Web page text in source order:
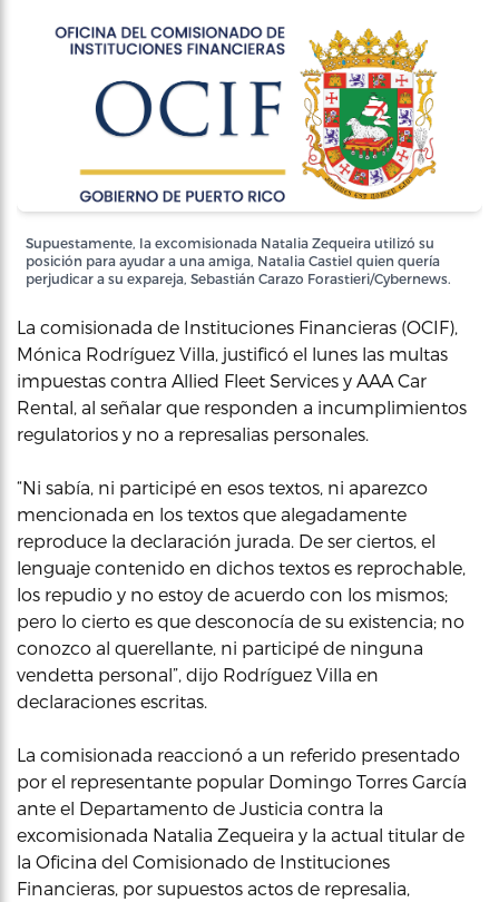
Supuestamente, la excomisionada Natalia Zequeira utilizó su
posición para ayudar a una amiga, Natalia Castiel quien quería
perjudicar a su expareja, Sebastián Carazo Forastieri/Cybernews.
La comisionada de Instituciones Financieras (OCIF),
Mónica Rodríguez Villa, justificó el lunes las multas
impuestas contra Allied Fleet Services y AAA Car
Rental, al señalar que responden a incumplimientos
regulatorios y no a represalias personales.
“Ni sabía, ni participé en esos textos, ni aparezco
mencionada en los textos que alegadamente
reproduce la declaración jurada. De ser ciertos, el
lenguaje contenido en dichos textos es reprochable,
los repudio y no estoy de acuerdo con los mismos;
pero lo cierto es que desconocía de su existencia; no
conozco al querellante, ni participé de ninguna
vendetta personal”, dijo Rodríguez Villa en
declaraciones escritas.
La comisionada reaccionó a un referido presentado
por el representante popular Domingo Torres García
ante el Departamento de Justicia contra la
excomisionada Natalia Zequeira y la actual titular de
la Oficina del Comisionado de Instituciones
Financieras, por supuestos actos de represalia,